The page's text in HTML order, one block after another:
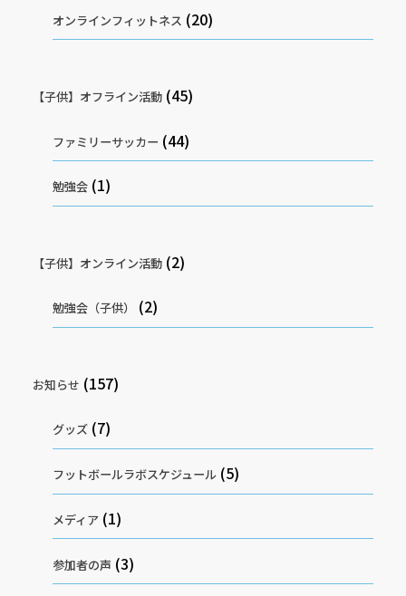
オンラインフィットネス (20)
【子供】オフライン活動(45)
ファミリーサッカー (44)
勉強会 (1)
【子供】オンライン活動(2)
勉強会（子供） (2)
お知らせ (157)
グッズ (7)
フットボールラボスケジュール (5)
メディア (1)
参加者の声 (3)